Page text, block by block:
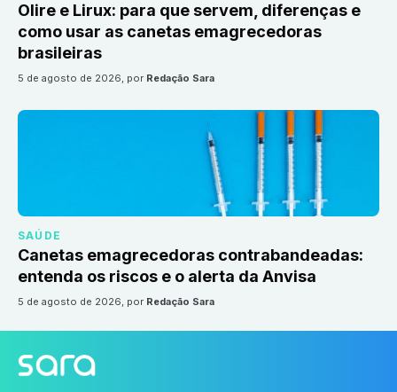
Olire e Lirux: para que servem, diferenças e
como usar as canetas emagrecedoras
brasileiras
5 de agosto de 2026, por Redação Sara
SAÚDE
Canetas emagrecedoras contrabandeadas:
entenda os riscos e o alerta da Anvisa
5 de agosto de 2026, por Redação Sara